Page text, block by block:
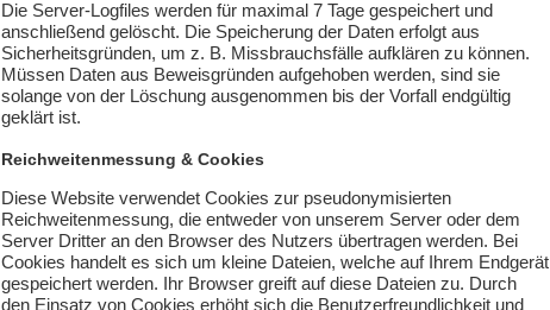
Die Server-Logfiles werden für maximal 7 Tage gespeichert und
anschließend gelöscht. Die Speicherung der Daten erfolgt aus
Sicherheitsgründen, um z. B. Missbrauchsfälle aufklären zu können.
Müssen Daten aus Beweisgründen aufgehoben werden, sind sie
solange von der Löschung ausgenommen bis der Vorfall endgültig
geklärt ist.
Reichweitenmessung & Cookies
Diese Website verwendet Cookies zur pseudonymisierten
Reichweitenmessung, die entweder von unserem Server oder dem
Server Dritter an den Browser des Nutzers übertragen werden. Bei
Cookies handelt es sich um kleine Dateien, welche auf Ihrem Endgerät
gespeichert werden. Ihr Browser greift auf diese Dateien zu. Durch
den Einsatz von Cookies erhöht sich die Benutzerfreundlichkeit und